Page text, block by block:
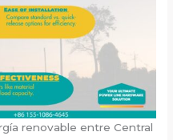
renovable entre Central